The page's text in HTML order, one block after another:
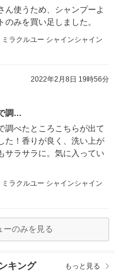
ん使うため、シャンプーよ
みを買い足しました。
ラクルユー シャインシャイン
2022年2月8日 19時56分
調…
調べたところこちらが出て
た！香りが良く、洗い上が
サラサラに。気に入ってい
ラクルユー シャインシャイン
ーのみを見る
キング もっと見る